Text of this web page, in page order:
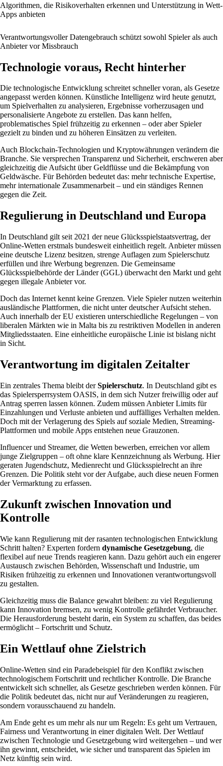
Algorithmen, die Risikoverhalten erkennen und Unterstützung in Wett-
Apps anbieten
Verantwortungsvoller Datengebrauch schützt sowohl Spieler als auch
Anbieter vor Missbrauch
Technologie voraus, Recht hinterher
Die technologische Entwicklung schreitet schneller voran, als Gesetze
angepasst werden können. Künstliche Intelligenz wird heute genutzt,
um Spielverhalten zu analysieren, Ergebnisse vorherzusagen und
personalisierte Angebote zu erstellen. Das kann helfen,
problematisches Spiel frühzeitig zu erkennen – oder aber Spieler
gezielt zu binden und zu höheren Einsätzen zu verleiten.
Auch Blockchain-Technologien und Kryptowährungen verändern die
Branche. Sie versprechen Transparenz und Sicherheit, erschweren aber
gleichzeitig die Aufsicht über Geldflüsse und die Bekämpfung von
Geldwäsche. Für Behörden bedeutet das: mehr technische Expertise,
mehr internationale Zusammenarbeit – und ein ständiges Rennen
gegen die Zeit.
Regulierung in Deutschland und Europa
In Deutschland gilt seit 2021 der neue Glücksspielstaatsvertrag, der
Online-Wetten erstmals bundesweit einheitlich regelt. Anbieter müssen
eine deutsche Lizenz besitzen, strenge Auflagen zum Spielerschutz
erfüllen und ihre Werbung begrenzen. Die Gemeinsame
Glücksspielbehörde der Länder (GGL) überwacht den Markt und geht
gegen illegale Anbieter vor.
Doch das Internet kennt keine Grenzen. Viele Spieler nutzen weiterhin
ausländische Plattformen, die nicht unter deutscher Aufsicht stehen.
Auch innerhalb der EU existieren unterschiedliche Regelungen – von
liberalen Märkten wie in Malta bis zu restriktiven Modellen in anderen
Mitgliedsstaaten. Eine einheitliche europäische Linie ist bislang nicht
in Sicht.
Verantwortung im digitalen Zeitalter
Ein zentrales Thema bleibt derSpielerschutz. In Deutschland gibt es
das Spielersperrsystem OASIS, in dem sich Nutzer freiwillig oder auf
Antrag sperren lassen können. Zudem müssen Anbieter Limits für
Einzahlungen und Verluste anbieten und auffälliges Verhalten melden.
Doch mit der Verlagerung des Spiels auf soziale Medien, Streaming-
Plattformen und mobile Apps entstehen neue Grauzonen.
Influencer und Streamer, die Wetten bewerben, erreichen vor allem
junge Zielgruppen – oft ohne klare Kennzeichnung als Werbung. Hier
geraten Jugendschutz, Medienrecht und Glücksspielrecht an ihre
Grenzen. Die Politik steht vor der Aufgabe, auch diese neuen Formen
der Vermarktung zu erfassen.
Zukunft zwischen Innovation und
Kontrolle
Wie kann Regulierung mit der rasanten technologischen Entwicklung
Schritt halten? Experten fordern dynamische Gesetzgebung, die
flexibel auf neue Trends reagieren kann. Dazu gehört auch ein engerer
Austausch zwischen Behörden, Wissenschaft und Industrie, um
Risiken frühzeitig zu erkennen und Innovationen verantwortungsvoll
zu gestalten.
Gleichzeitig muss die Balance gewahrt bleiben: zu viel Regulierung
kann Innovation bremsen, zu wenig Kontrolle gefährdet Verbraucher.
Die Herausforderung besteht darin, ein System zu schaffen, das beides
ermöglicht – Fortschritt und Schutz.
Ein Wettlauf ohne Zielstrich
Online-Wetten sind ein Paradebeispiel für den Konflikt zwischen
technologischem Fortschritt und rechtlicher Kontrolle. Die Branche
entwickelt sich schneller, als Gesetze geschrieben werden können. Für
die Politik bedeutet das, nicht nur auf Veränderungen zu reagieren,
sondern vorausschauend zu handeln.
Am Ende geht es um mehr als nur um Regeln: Es geht um Vertrauen,
Fairness und Verantwortung in einer digitalen Welt. Der Wettlauf
zwischen Technologie und Gesetzgebung wird weitergehen – und wer
ihn gewinnt, entscheidet, wie sicher und transparent das Spielen im
Netz künftig sein wird.